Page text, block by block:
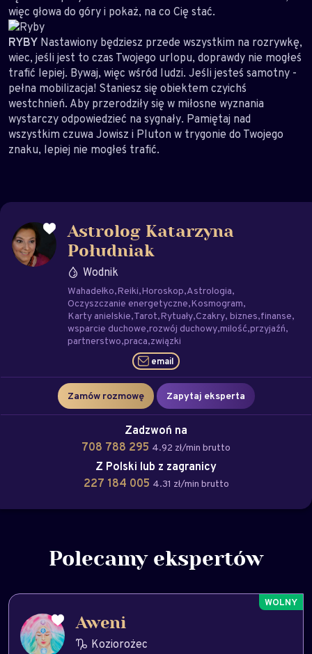
więc głowa do góry i pokaż, na co Cię stać.
RYBY Nastawiony będziesz przede wszystkim na rozrywkę,
wiec, jeśli jest to czas Twojego urlopu, doprawdy nie mogłeś
trafić lepiej. Bywaj, więc wśród ludzi. Jeśli jesteś samotny -
pełna mobilizacja! Staniesz się obiektem czyichś
westchnień. Aby przerodziły się w miłosne wyznania
wystarczy odpowiedzieć na sygnały. Pamiętaj nad
wszystkim czuwa Jowisz i Pluton w trygonie do Twojego
znaku, lepiej nie mogłeś trafić.
Astrolog Katarzyna
Południak
Wodnik
Wahadełko Reiki Horoskop Astrologia
Oczyszczanie energetyczne Kosmogram
Karty anielskie Tarot Rytuały Czakry biznes finanse
wsparcie duchowe rozwój duchowy milość przyjaźń
partnerstwo praca związki
email
Zamów rozmowę Zapytaj eksperta
Zadzwoń na
708 788 295 4.92 zł/min brutto
Z Polski lub z zagranicy
227 184 005 4.31 zł/min brutto
Polecamy ekspertów
Aweni
Koziorożec